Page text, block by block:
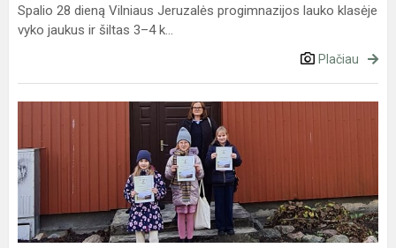
Spalio 28 dieną Vilniaus Jeruzalės progimnazijos lauko klasėje
vyko jaukus ir šiltas 3–4 k...
Plačiau
8
klasių
mokinių
konferencija
"